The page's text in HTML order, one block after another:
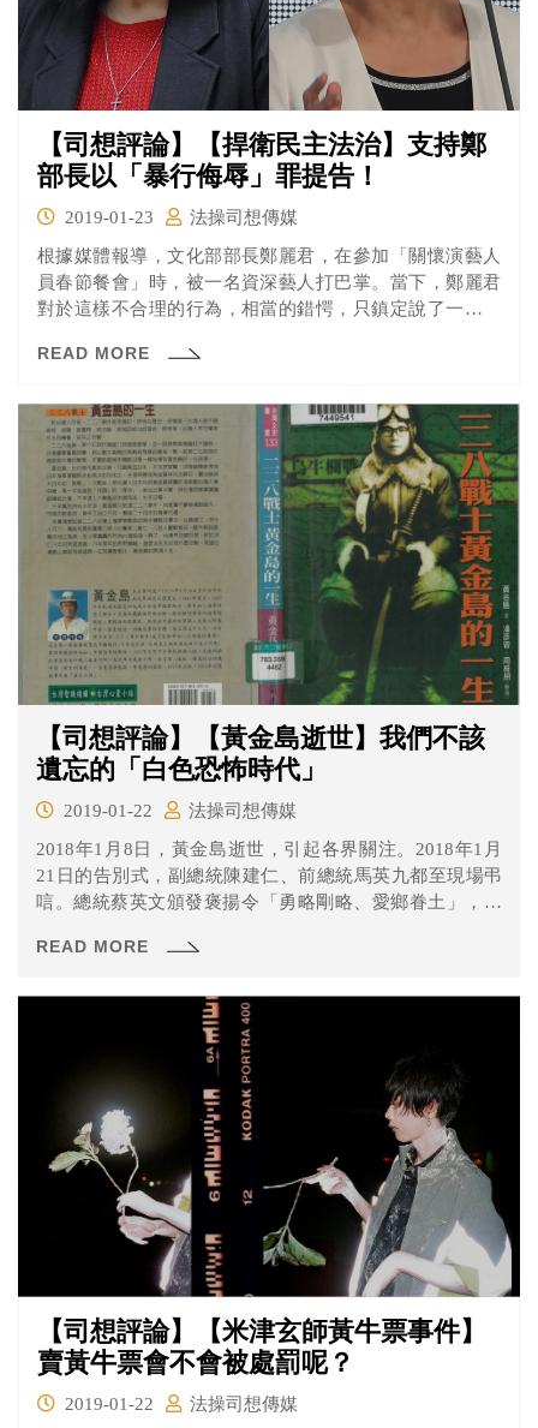
【司想評論】【捍衛民主法治】支持鄭
部長以「暴行侮辱」罪提告！
2019-01-23
法操司想傳媒
根據媒體報導，文化部部長鄭麗君，在參加「關懷演藝人
員春節餐會」時，被一名資深藝人打巴掌。當下，鄭麗君
對於這樣不合理的行為，相當的錯愕，只鎮定說了一句：
務後才離去。
READ MORE
【司想評論】【黃金島逝世】我們不該
遺忘的「白色恐怖時代」
2019-01-22
法操司想傳媒
2018年1月8日，黃金島逝世，引起各界關注。2018年1月
21日的告別式，副總統陳建仁、前總統馬英九都至現場弔
唁。總統蔡英文頒發褒揚令「勇略剛略、愛鄉眷土」，享
為228戰士呢？
READ MORE
【司想評論】【米津玄師黃牛票事件】
賣黃牛票會不會被處罰呢？
2019-01-22 法操司想傳媒